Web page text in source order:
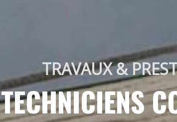
TRAVAUX &
TECHNICIENS